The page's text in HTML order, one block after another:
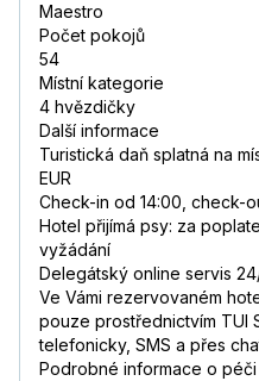
Maestro
Počet pokojů
54
Místní kategorie
4 hvězdičky
Další informace
Turistická daň splatná na
EUR
Check-in od 14:00, check-
Hotel přijímá psy: za
vyžádání
Delegátský online servis
Ve Vámi rezervovaném
pouze prostřednictvím TUI
telefonicky, SMS a přes
Podrobné informace o